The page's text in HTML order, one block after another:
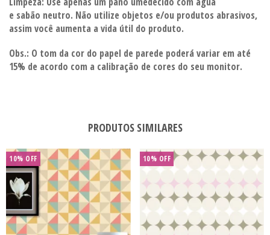
e sabão neutro. Não utilize objetos e/ou produtos abrasivos,
assim você aumenta a vida útil do produto.
Obs.: O tom da cor do papel de parede poderá variar em até
15% de acordo com a calibração de cores do seu monitor.
PRODUTOS SIMILARES
10% OFF 10% OFF